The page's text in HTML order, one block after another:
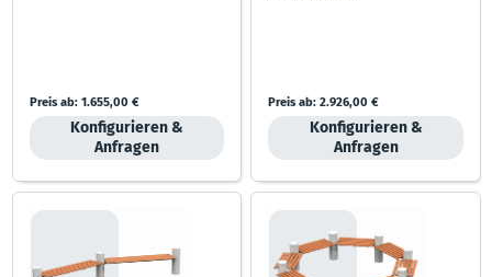
Preis ab:1.655,00 €
Konfigurieren &
Anfragen
Preis ab: 2.926,00 €
Konfigurieren &
Anfragen